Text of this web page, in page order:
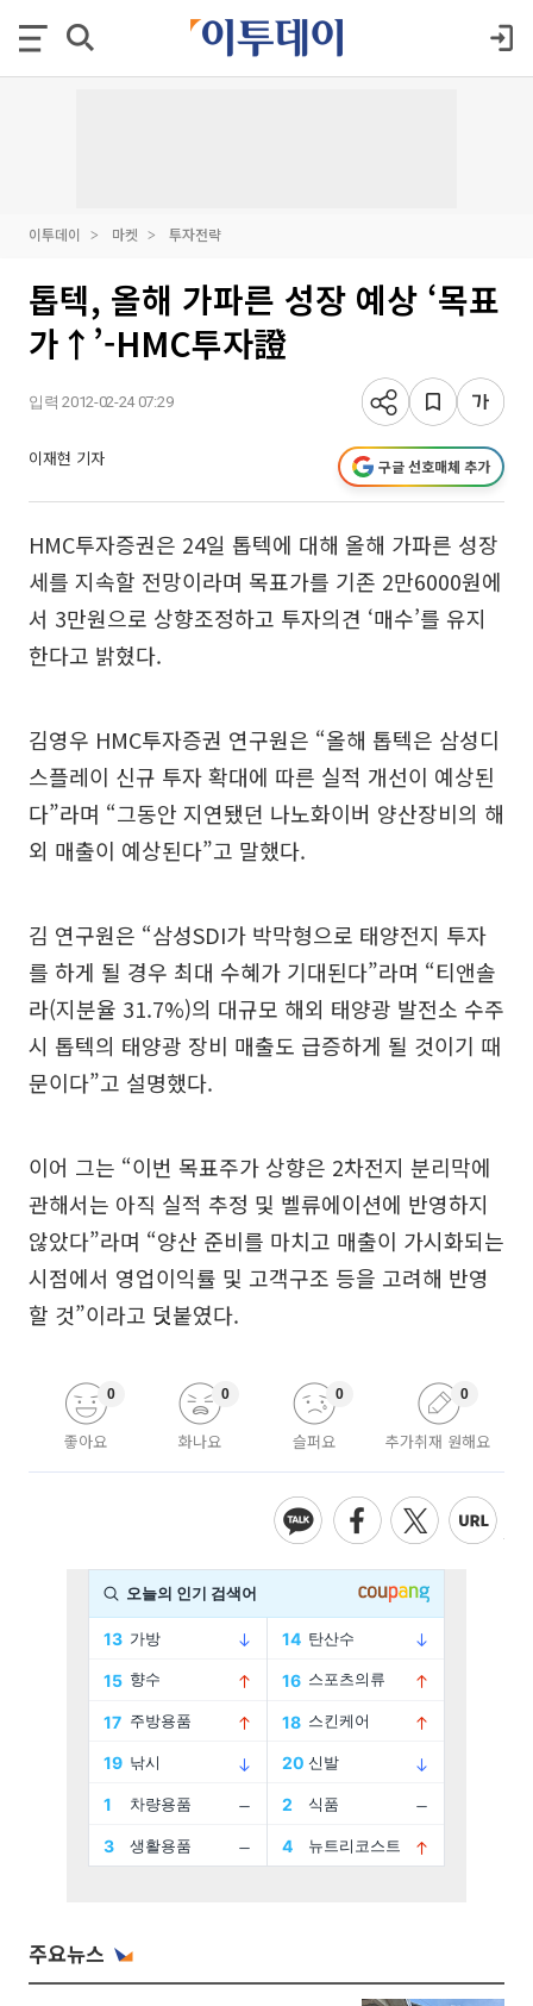
이투데이 마켓 투자전략
톱텍, 올해 가파른 성장 예상 ‘목표
가↑’-HMC투자證
입력 2012-02-24 07:29
이재현 기자 구글 선호매체 추가
HMC투자증권은 24일 톱텍에 대해 올해 가파른 성장
세를 지속할 전망이라며 목표가를 기존 2만6000원에
서 3만원으로 상향조정하고 투자의견 ‘매수’를 유지
한다고 밝혔다.
김영우 HMC투자증권 연구원은 “올해 톱텍은 삼성디
스플레이 신규 투자 확대에 따른 실적 개선이 예상된
다”라며 “그동안 지연됐던 나노화이버 양산장비의 해
외 매출이 예상된다”고 말했다.
김 연구원은 “삼성SDI가 박막형으로 태양전지 투자
를 하게 될 경우 최대 수혜가 기대된다”라며 “티앤솔
라(지분율 31.7%)의 대규모 해외 태양광 발전소 수주
시 톱텍의 태양광 장비 매출도 급증하게 될 것이기 때
문이다”고 설명했다.
이어 그는 “이번 목표주가 상향은 2차전지 분리막에
관해서는 아직 실적 추정 및 벨류에이션에 반영하지
않았다”라며 “양산 준비를 마치고 매출이 가시화되는
시점에서 영업이익률 및 고객구조 등을 고려해 반영
할 것”이라고 덧붙였다.
좋아요
0
화나요
0
슬퍼요
0
추가취재 원해요
0
주요뉴스